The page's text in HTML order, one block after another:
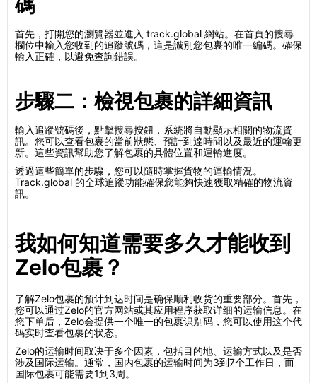
碼
首先，打開您的瀏覽器並進入 track.global 網站。在首頁的搜尋
欄位中輸入您收到的追蹤號碼，這是識別您包裹的唯一編碼。確保
輸入正確，以避免查詢錯誤。
步驟二：檢視包裹的詳細資訊
輸入追蹤號碼後，點擊搜尋按鈕，系統將自動顯示相關的物流資
訊。您可以查看包裹的當前狀態、預計到達時間以及最近的運輸更
新。這些資訊幫助您了解包裹的具體位置和運輸進度。
透過這些簡單的步驟，您可以隨時掌握貨物的運輸情況。
Track.global 的全球追蹤功能確保您能夠快速獲取精確的物流資
訊。
我如何知道需要多久才能收到
Zelo包裹？
了解Zelo包裹的预计到达时间是确保顺利收货的重要部分。首先，
您可以通过Zelo的官方网站或其应用程序获取详细的运输信息。在
您下单后，Zelo会提供一个唯一的包裹识别码，您可以使用这个代
码实时查看包裹的状态。
Zelo的运输时间取决于多个因素，包括目的地、运输方式以及是否
涉及国际运输。通常，国内包裹的运输时间为3到7个工作日，而
国际包裹可能需要1到3周。